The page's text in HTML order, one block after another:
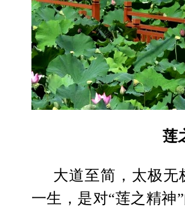
莲
大道至简，太极
一生，是对“莲之精神